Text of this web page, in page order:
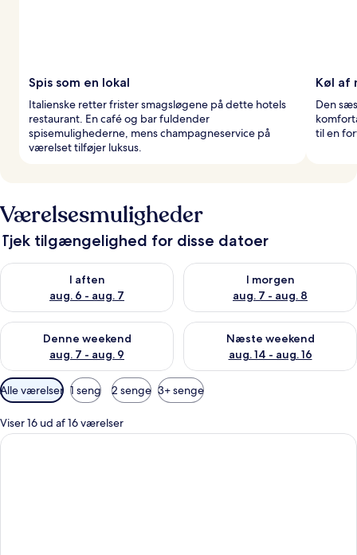
Spis som en lokal
Italienske retter frister smagsløgene på dette hotels
restaurant. En café og bar fuldender
spisemulighederne, mens champagneservice på
værelset tilføjer luksus.
Køl af
Den
til en
Værelsesmuligheder
Tjek tilgængelighed for disse datoer
I aften
aug. 6 - aug. 7
Tjek tilgængelighed for i aften aug. 6 - aug. 7
I morgen
aug. 7 - aug. 8
Tjek tilgængelighed for i
Denne weekend
aug. 7 - aug. 9
Tjek tilgængelighed for denne weekend aug. 7 - aug. 9
Næste weekend
aug. 14 - aug. 16
Tjek tilgængelighed for næste
Tilgængelige
filtre
for
værelser
Alle værelser 1 seng 2 senge 3+ senge
Viser 16 ud af 16 værelser